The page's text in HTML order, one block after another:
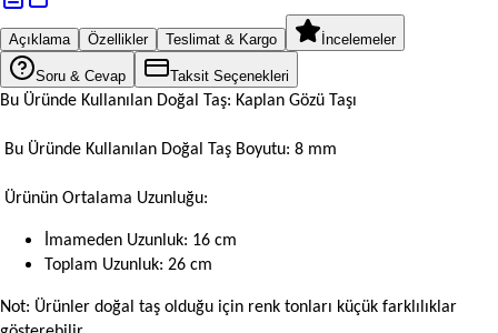
Açıklama Özellikler Teslimat & Kargo İncelemeler
Soru & Cevap Taksit Seçenekleri
Bu Üründe Kullanılan Doğal Taş: Kaplan Gözü Taşı
Bu Üründe Kullanılan Doğal Taş Boyutu: 8 mm
Ürünün Ortalama Uzunluğu:
İmameden Uzunluk: 16 cm
Toplam Uzunluk: 26 cm
Not: Ürünler doğal taş olduğu için renk tonları küçük farklılıklar